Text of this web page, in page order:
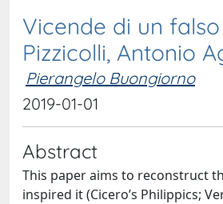
Vicende di un
Pizzicolli, Antonio
Pierangelo Buongiorno
2019-01-01
Abstract
This paper aims to reconstruct
inspired it (Cicero’s Philippics;